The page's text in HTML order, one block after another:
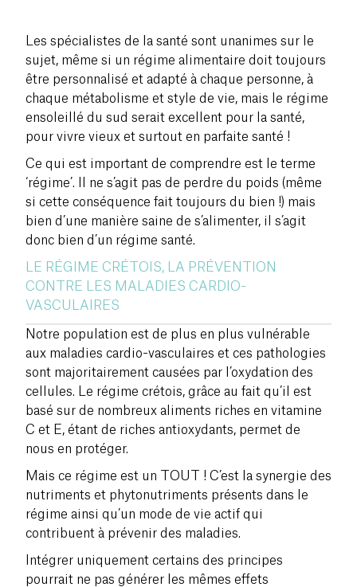
Les spécialistes de la santé sont unanimes sur le
sujet, même si un régime alimentaire doit toujours
être personnalisé et adapté à chaque personne, à
chaque métabolisme et style de vie, mais le régime
ensoleillé du sud serait excellent pour la santé,
pour vivre vieux et surtout en parfaite santé !
Ce qui est important de comprendre est le terme
‘régime’. Il ne s’agit pas de perdre du poids (même
si cette conséquence fait toujours du bien !) mais
bien d’une manière saine de s’alimenter, il s’agit
donc bien d’un régime santé.
LE RÉGIME CRÉTOIS, LA PRÉVENTION
CONTRE LES MALADIES CARDIO-
VASCULAIRES
Notre population est de plus en plus vulnérable
aux maladies cardio-vasculaires et ces pathologies
sont majoritairement causées par l’oxydation des
cellules. Le régime crétois, grâce au fait qu’il est
basé sur de nombreux aliments riches en vitamine
C et E, étant de riches antioxydants, permet de
nous en protéger.
Mais ce régime est un TOUT ! C’est la synergie des
nutriments et phytonutriments présents dans le
régime ainsi qu’un mode de vie actif qui
contribuent à prévenir des maladies.
Intégrer uniquement certains des principes
pourrait ne pas générer les mêmes effets